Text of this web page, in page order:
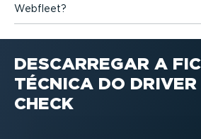
Webfleet?
DESCARREGAR A
TÉCNICA DO DRIVER
CHECK